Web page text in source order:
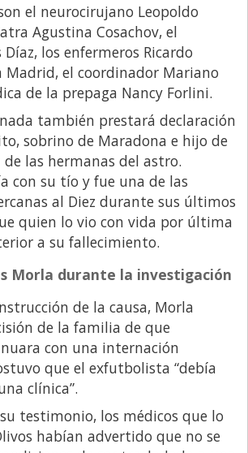
el neurocirujano Leopoldo
Agustina Cosachov, el
los enfermeros Ricardo
Madrid, el coordinador Mariano
de la prepaga Nancy Forlini.
también prestará declaración
sobrino de Maradona e hijo de
de las hermanas del astro.
con su tío y fue una de las
al Diez durante sus últimos
quien lo vio con vida por última
a su fallecimiento.
Morla durante la investigación
de la causa, Morla
de la familia de que
con una internación
que el exfutbolista “debía
clínica”.
testimonio, los médicos que lo
habían advertido que no se